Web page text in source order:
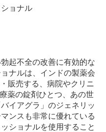
ョナル
起不全の改善に有効的な
ナルは、インドの製薬会
販売する、病院やクリニ
薬の錠剤ひとつ、あの世
イアグラ」のジェネリッ
ンスも非常に優れている
ショナルを使用すること